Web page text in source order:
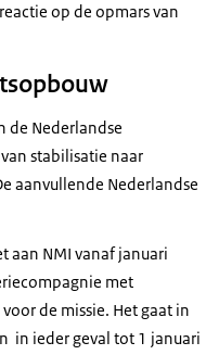
op de opmars van
de Nederlandse
stabilisatie naar
aanvullende Nederlandse
aan NMI vanaf januari
met
voor de missie. Het gaat in
in ieder geval tot 1 januari